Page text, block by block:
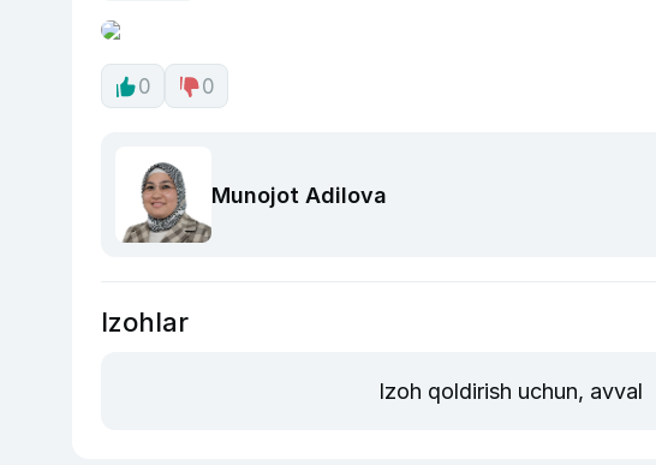
0 0
Munojot Adilova
Izohlar
Izoh qoldirish uchun, avval